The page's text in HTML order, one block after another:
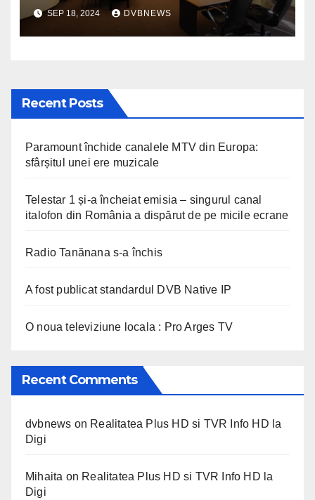
SEP 18, 2024 DVBNEWS
Recent Posts
Paramount închide canalele MTV din Europa:
sfârșitul unei ere muzicale
Telestar 1 și-a încheiat emisia – singurul canal
italofon din România a dispărut de pe micile ecrane
Radio Tanănana s-a închis
A fost publicat standardul DVB Native IP
O noua televiziune locala : Pro Arges TV
Recent Comments
dvbnews on Realitatea Plus HD si TVR Info HD la
Digi
Mihaita on Realitatea Plus HD si TVR Info HD la
Digi